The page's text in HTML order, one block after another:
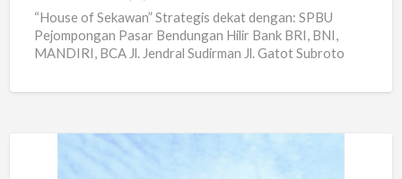
“House of Sekawan” Strategis dekat dengan: SPBU
Pejompongan Pasar Bendungan Hilir Bank BRI, BNI,
MANDIRI, BCA Jl. Jendral Sudirman Jl. Gatot Subroto